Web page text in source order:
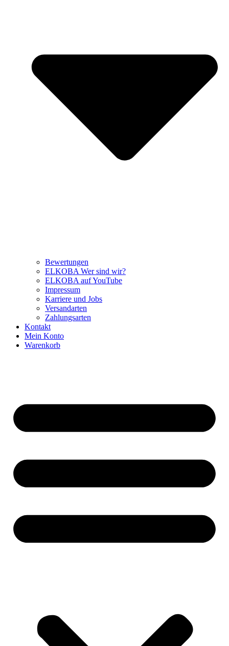
Bewertungen
ELKOBA Wer sind wir?
ELKOBA auf YouTube
Impressum
Karriere und Jobs
Versandarten
Zahlungsarten
Kontakt
Mein Konto
Warenkorb